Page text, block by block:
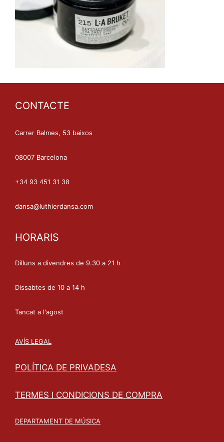
CONTACTE
Carrer Balmes, 53 baixos
08007 Barcelona
+34 93 451 31 38
dansa@luthierdansa.com
HORARIS
Dilluns a divendres de 9.30 a 21 h
Dissabtes de 10 a 14 h
Tancat a l'agost
AVÍS LEGAL
POLÍTICA DE PRIVADESA
TERMES I CONDICIONS DE COMPRA
DEPARTAMENT DE MÚSICA